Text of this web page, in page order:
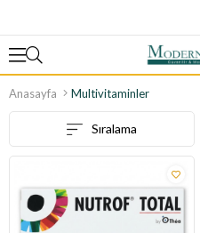
Anasayfa Multivitaminler
Sıralama